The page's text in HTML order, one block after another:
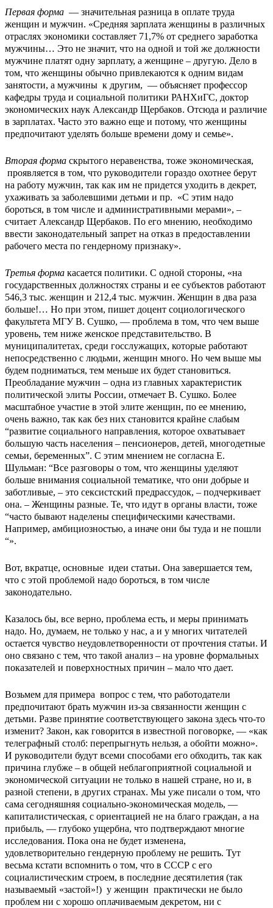
Первая форма — значительная разница в оплате труда
женщин и мужчин. «Средняя зарплата женщины в различных
отраслях экономики составляет 71,7% от среднего заработка
мужчины… Это не значит, что на одной и той же должности
мужчине платят одну зарплату, а женщине – другую. Дело в
том, что женщины обычно привлекаются к одним видам
занятости, а мужчины к другим, — объясняет профессор
кафедры труда и социальной политики РАНХиГС, доктор
экономических наук Александр Щербаков. Отсюда и различие
в зарплатах. Часто это важно еще и потому, что женщины
предпочитают уделять больше времени дому и семье».
Вторая форма скрытого неравенства, тоже экономическая,
проявляется в том, что руководители гораздо охотнее берут
на работу мужчин, так как им не придется уходить в декрет,
ухаживать за заболевшими детьми и пр. «С этим надо
бороться, в том числе и административными мерами», –
считает Александр Щербаков. По его мнению, необходимо
ввести законодательный запрет на отказ в предоставлении
рабочего места по гендерному признаку».
Третья форма касается политики. С одной стороны, «на
государственных должностях страны и ее субъектов работают
546,3 тыс. женщин и 212,4 тыс. мужчин. Женщин в два раза
больше!… Но при этом, пишет доцент социологического
факультета МГУ В. Сушко, — проблема в том, что чем выше
уровень, тем ниже женское представительство. В
муниципалитетах, среди госслужащих, которые работают
непосредственно с людьми, женщин много. Но чем выше мы
будем подниматься, тем меньше их будет становиться.
Преобладание мужчин – одна из главных характеристик
политической элиты России, отмечает В. Сушко. Более
масштабное участие в этой элите женщин, по ее мнению,
очень важно, так как без них становится крайне слабым
“развитие социального направления, которое охватывает
большую часть населения – пенсионеров, детей, многодетные
семьи, беременных”. С этим мнением не согласна Е.
Шульман: “Все разговоры о том, что женщины уделяют
больше внимания социальной тематике, что они добрые и
заботливые, – это сексистский предрассудок, – подчеркивает
она. – Женщины разные. Те, что идут в органы власти, тоже
“часто бывают наделены специфическими качествами.
Например, амбициозностью, а иначе они бы туда и не пошли
“».
Вот, вкратце, основные идеи статьи. Она завершается тем,
что с этой проблемой надо бороться, в том числе
законодательно.
Казалось бы, все верно, проблема есть, и меры принимать
надо. Но, думаем, не только у нас, а и у многих читателей
остается чувство неудовлетворенности от прочтения статьи. И
оно связано с тем, что такой анализ – на уровне формальных
показателей и поверхностных причин – мало что дает.
Возьмем для примера вопрос с тем, что работодатели
предпочитают брать мужчин из-за связанности женщин с
детьми. Разве принятие соответствующего закона здесь что-то
изменит? Закон, как говорится в известной поговорке, — «как
телеграфный столб: перепрыгнуть нельзя, а обойти можно».
И руководители будут всеми способами его обходить, так как
причина глубже – в общей неблагоприятной социальной и
экономической ситуации не только в нашей стране, но и, в
разной степени, в других странах. Мы уже писали о том, что
сама сегодняшняя социально-экономическая модель, —
капиталистическая, с ориентацией не на благо граждан, а на
прибыль, — глубоко ущербна, что подтверждают многие
исследования. Пока она не будет изменена,
удовлетворительно гендерную проблему не решить. Тут
весьма кстати вспомнить о том, что в СССР с его
социалистическим строем, в последние десятилетия (так
называемый «застой»!) у женщин практически не было
проблем ни с хорошо оплачиваемым декретом, ни с